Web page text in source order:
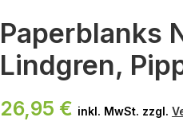
Paperblanks
Lindgren,
26,95 € inkl. MwSt. zzgl.